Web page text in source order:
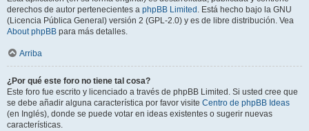
derechos de autor pertenecientes a phpBB Limited . Está hecho bajo la GNU
(Licencia Pública General) versión 2 (GPL-2.0) y es de libre distribución. Vea
About phpBB para más detalles.
Arriba
¿Por qué este foro no tiene tal cosa?
Este foro fue escrito y licenciado a través de phpBB Limited. Si usted cree que
se debe añadir alguna característica por favor visite Centro de phpBB Ideas
(en Inglés), donde se puede votar en ideas existentes o sugerir nuevas
características.